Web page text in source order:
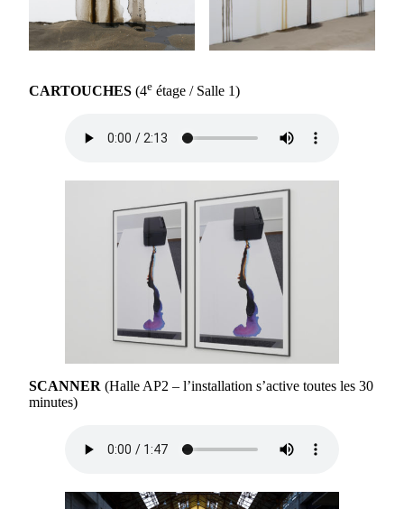
CARTOUCHES (4e étage / Salle 1)
SCANNER (Halle AP2 – l’installation s’active toutes les 30
minutes)